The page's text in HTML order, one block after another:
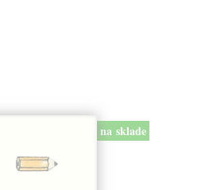
na sklade